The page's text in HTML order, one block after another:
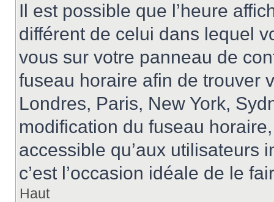
Il est possible que l’heure
différent de celui dans lequel
vous sur votre panneau de
fuseau horaire afin de trouver
Londres, Paris, New York,
modification du fuseau
accessible qu’aux utilisateurs
c’est l’occasion idéale de le
Haut